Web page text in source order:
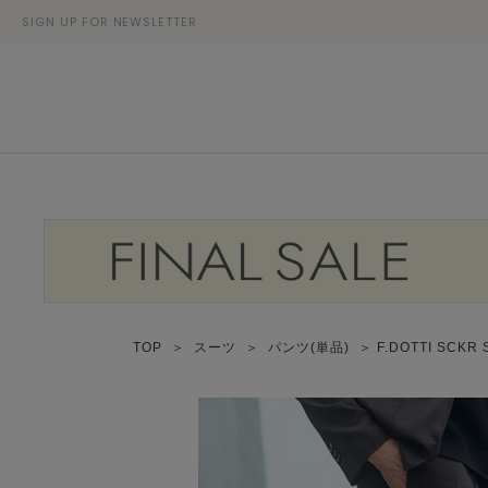
SIGN UP FOR NEWSLETTER
TOP ＞ スーツ ＞ パンツ(単品) ＞ F.DOTTI SCKR